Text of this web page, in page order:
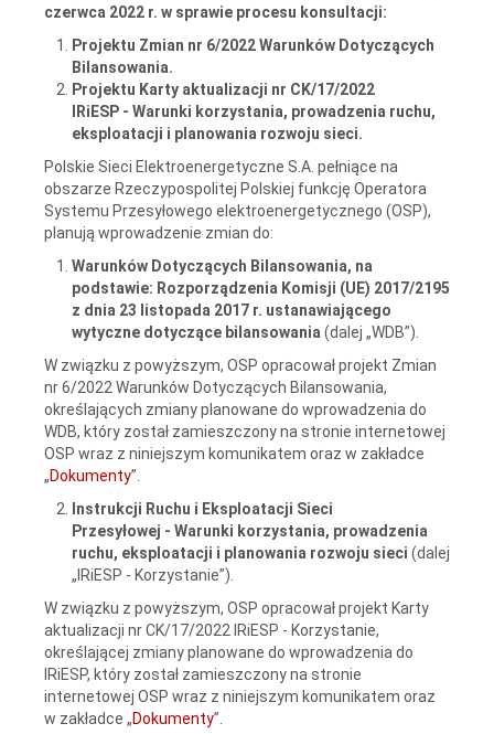
czerwca 2022 r. w sprawie procesu konsultacji:
Projektu Zmian nr 6/2022 Warunków Dotyczących
Bilansowania.
Projektu Karty aktualizacji nr CK/17/2022
IRiESP - Warunki korzystania, prowadzenia ruchu,
eksploatacji i planowania rozwoju sieci.
Polskie Sieci Elektroenergetyczne S.A. pełniące na
obszarze Rzeczypospolitej Polskiej funkcję Operatora
Systemu Przesyłowego elektroenergetycznego (OSP),
planują wprowadzenie zmian do:
Warunków Dotyczących Bilansowania, na
podstawie: Rozporządzenia Komisji (UE) 2017/2195
z dnia 23 listopada 2017 r. ustanawiającego
wytyczne dotyczące bilansowania (dalej „WDB”).
W związku z powyższym, OSP opracował projekt Zmian
nr 6/2022 Warunków Dotyczących Bilansowania,
określających zmiany planowane do wprowadzenia do
WDB, który został zamieszczony na stronie internetowej
OSP wraz z niniejszym komunikatem oraz w zakładce
„Dokumenty”.
Instrukcji Ruchu i Eksploatacji Sieci
Przesyłowej - Warunki korzystania, prowadzenia
ruchu, eksploatacji i planowania rozwoju sieci (dalej
„IRiESP - Korzystanie”).
W związku z powyższym, OSP opracował projekt Karty
aktualizacji nr CK/17/2022 IRiESP - Korzystanie,
określającej zmiany planowane do wprowadzenia do
IRiESP, który został zamieszczony na stronie
internetowej OSP wraz z niniejszym komunikatem oraz
w zakładce „Dokumenty”.